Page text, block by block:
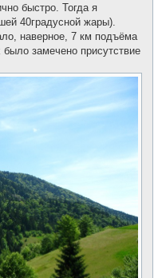
быстро. Тогда я
40градусной жары).
наверное, 7 км подъёма
замечено присутствие